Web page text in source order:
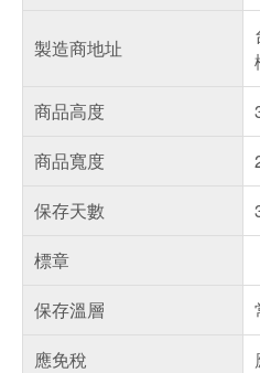
製造商地址
商品高度
商品寬度
保存天數
標章
保存溫層
應免稅